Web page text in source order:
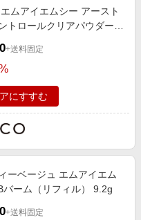
ムアイエムシー アースト
トロールクリアパウダー
+送料固定
にすすむ
ーベージュ エムアイエム
バーム（リフィル） 9.2g
+送料固定